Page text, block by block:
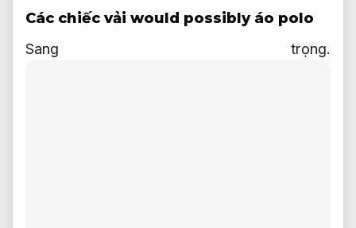
Các chiếc vải would possibly áo polo
Sang trọng.